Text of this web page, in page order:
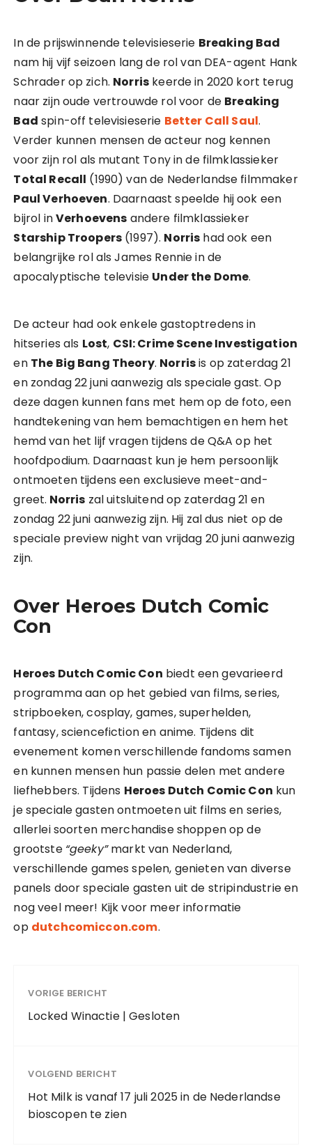
In de prijswinnende televisieserie Breaking Bad
nam hij vijf seizoen lang de rol van DEA-agent Hank
Schrader op zich. Norris keerde in 2020 kort terug
naar zijn oude vertrouwde rol voor de Breaking
Bad spin-off televisieserie Better Call Saul.
Verder kunnen mensen de acteur nog kennen
voor zijn rol als mutant Tony in de filmklassieker
Total Recall (1990) van de Nederlandse filmmaker
Paul Verhoeven. Daarnaast speelde hij ook een
bijrol inVerhoevens andere filmklassieker
Starship Troopers (1997). Norris had ook een
belangrijke rol als James Rennie in de
apocalyptische televisie Under the Dome.
De acteur had ook enkele gastoptredens in
hitseries als Lost, CSI: Crime Scene Investigation
en The Big Bang Theory. Norrisis op zaterdag 21
en zondag 22 juni aanwezig als speciale gast. Op
deze dagen kunnen fans met hem op de foto, een
handtekening van hem bemachtigen en hem het
hemd van het lijf vragen tijdens de Q&A op het
hoofdpodium. Daarnaast kun je hem persoonlijk
ontmoeten tijdens een exclusieve meet-and-
greet. Norris zal uitsluitend op zaterdag 21 en
zondag 22 juni aanwezig zijn. Hij zal dus niet op de
speciale preview night van vrijdag 20 juni aanwezig
zijn.
Over Heroes Dutch Comic
Con
Heroes Dutch Comic Con biedt een gevarieerd
programma aan op het gebied van films, series,
stripboeken, cosplay, games, superhelden,
fantasy, sciencefiction en anime. Tijdens dit
evenement komen verschillende fandoms samen
en kunnen mensen hun passie delen met andere
liefhebbers. Tijdens Heroes Dutch Comic Con kun
je speciale gasten ontmoeten uit films en series,
allerlei soorten merchandise shoppen op de
grootste “geeky”markt van Nederland,
verschillende games spelen, genieten van diverse
panels door speciale gasten uit de stripindustrie en
nog veel meer! Kijk voor meer informatie
op dutchcomiccon.com.
VORIGE BERICHT
Locked Winactie | Gesloten
VOLGEND BERICHT
Hot Milk is vanaf 17 juli 2025 in de Nederlandse
bioscopen te zien